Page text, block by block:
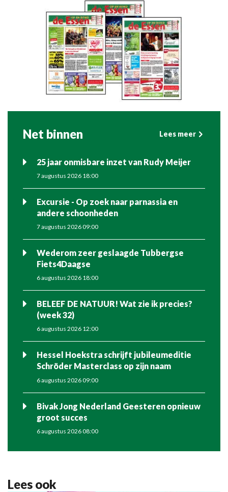
Net binnen Lees meer
25 jaar onmisbare inzet van Rudy Meijer
7 augustus 2026 18:00
Excursie - Op zoek naar parnassia en
andere schoonheden
7 augustus 2026 09:00
Wederom zeer geslaagde Tubbergse
Fiets4Daagse
6 augustus 2026 18:00
BELEEF DE NATUUR! Wat zie ik precies?
(week 32)
6 augustus 2026 12:00
Hessel Hoekstra schrijft jubileumeditie
Schröder Masterclass op zijn naam
6 augustus 2026 09:00
Bivak Jong Nederland Geesteren opnieuw
groot succes
6 augustus 2026 08:00
Lees ook